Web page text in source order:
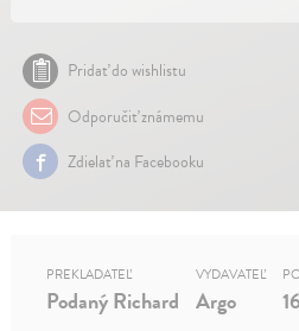
Pridať do wishlistu
Odporučiť známemu
Zdielať na Facebooku
PREKLADATEĽ
Podaný Richard
VYDAVATEĽ
Argo